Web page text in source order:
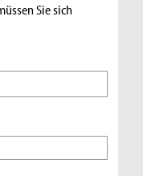
Sie sich